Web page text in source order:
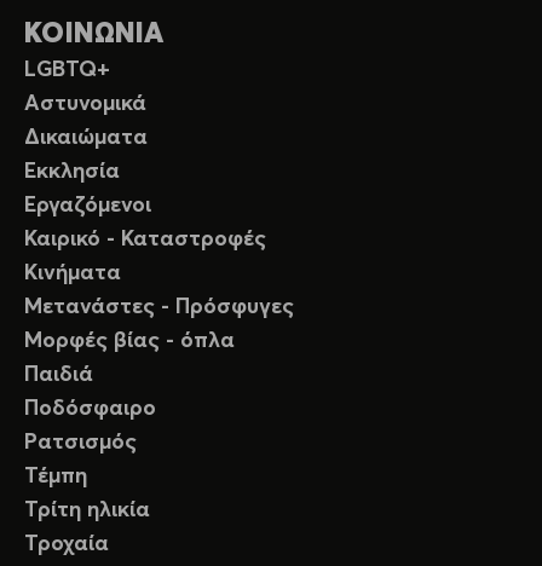
ΚΟΙΝΩΝΙΑ
LGBTQ+
Αστυνομικά
Δικαιώματα
Εκκλησία
Εργαζόμενοι
Καιρικό - Καταστροφές
Κινήματα
Μετανάστες - Πρόσφυγες
Μορφές βίας - όπλα
Παιδιά
Ποδόσφαιρο
Ρατσισμός
Τέμπη
Τρίτη ηλικία
Τροχαία